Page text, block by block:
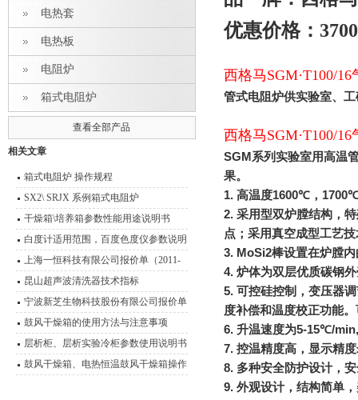
电热套
电热板
电阻炉
箱式电阻炉
查看全部产品
相关文章
箱式电阻炉 操作规程
SX2\ SRJX 系例箱式电阻炉
干燥箱\培养箱参数性能用途说明书
白度计适用范围，百度色度仪参数说明
书
上海一恒科技有限公司报价单（2011-
2012）
昆山超声波清洗器技术指标
宁波新芝生物科技股份有限公司报价单
参数
鼓风干燥箱的使用方法与注意事项
层析柜、层析实验冷柜参数使用说明书
鼓风干燥箱、电热恒温鼓风干燥箱操作
优惠价格：
西格马SGM·T100/
管式电阻炉供实验室、
西格马SGM·T100/
SGM 系列实验室用高温
果。
1. 高温度1600℃ ， 1700
2. 采用型双炉膛结构，
点；采用真空成型工艺
3. MoSi2棒设置在炉膛
4. 炉体为双层优质碳钢
5. 可控硅控制，变压器
度补偿和温度校正功能
6. 升温速度为5-15℃/min,
7. 控温精度高，显示精度
8. 多种安全防护设计，
9. 外观设计，结构简单